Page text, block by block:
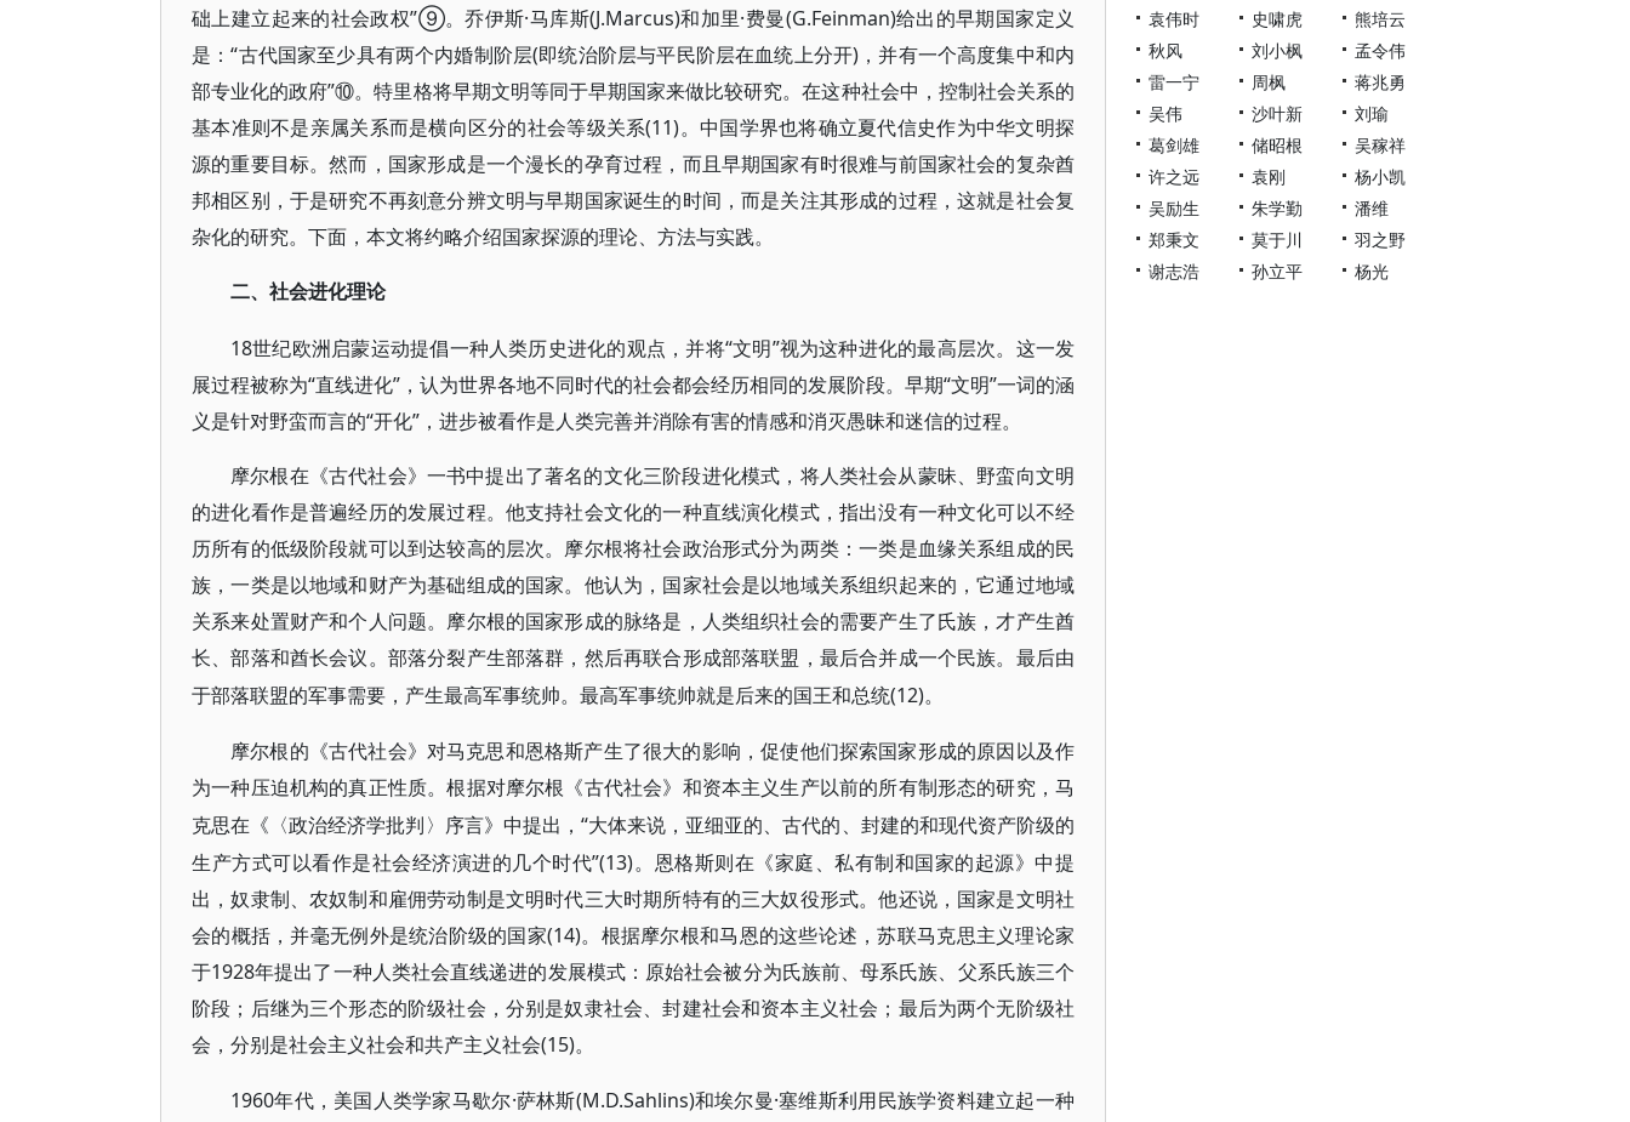
础上建立起来的社会政权”⑨。乔伊斯·马库斯(J.Marcus)和加里·费曼(G.Feinman)给出的早期国家定义
是：“古代国家至少具有两个内婚制阶层(即统治阶层与平民阶层在血统上分开)，并有一个高度集中和内
部专业化的政府”⑩。特里格将早期文明等同于早期国家来做比较研究。在这种社会中，控制社会关系的
基本准则不是亲属关系而是横向区分的社会等级关系(11)。中国学界也将确立夏代信史作为中华文明探
源的重要目标。然而，国家形成是一个漫长的孕育过程，而且早期国家有时很难与前国家社会的复杂酋
邦相区别，于是研究不再刻意分辨文明与早期国家诞生的时间，而是关注其形成的过程，这就是社会复
杂化的研究。下面，本文将约略介绍国家探源的理论、方法与实践。
二、社会进化理论
18世纪欧洲启蒙运动提倡一种人类历史进化的观点，并将“文明”视为这种进化的最高层次。这一发
展过程被称为“直线进化”，认为世界各地不同时代的社会都会经历相同的发展阶段。早期“文明”一词的涵
义是针对野蛮而言的“开化”，进步被看作是人类完善并消除有害的情感和消灭愚昧和迷信的过程。
摩尔根在《古代社会》一书中提出了著名的文化三阶段进化模式，将人类社会从蒙昧、野蛮向文明
的进化看作是普遍经历的发展过程。他支持社会文化的一种直线演化模式，指出没有一种文化可以不经
历所有的低级阶段就可以到达较高的层次。摩尔根将社会政治形式分为两类：一类是血缘关系组成的民
族，一类是以地域和财产为基础组成的国家。他认为，国家社会是以地域关系组织起来的，它通过地域
关系来处置财产和个人问题。摩尔根的国家形成的脉络是，人类组织社会的需要产生了氏族，才产生酋
长、部落和酋长会议。部落分裂产生部落群，然后再联合形成部落联盟，最后合并成一个民族。最后由
于部落联盟的军事需要，产生最高军事统帅。最高军事统帅就是后来的国王和总统(12)。
摩尔根的《古代社会》对马克思和恩格斯产生了很大的影响，促使他们探索国家形成的原因以及作
为一种压迫机构的真正性质。根据对摩尔根《古代社会》和资本主义生产以前的所有制形态的研究，马
克思在《〈政治经济学批判〉序言》中提出， “大体来说，亚细亚的、古代的、封建的和现代资产阶级的
生产方式可以看作是社会经济演进的几个时代”(13)。恩格斯则在《家庭、私有制和国家的起源》中提
出，奴隶制、农奴制和雇佣劳动制是文明时代三大时期所特有的三大奴役形式。他还说，国家是文明社
会的概括，并毫无例外是统治阶级的国家(14)。根据摩尔根和马恩的这些论述，苏联马克思主义理论家
于1928年提出了一种人类社会直线递进的发展模式：原始社会被分为氏族前、母系氏族、父系氏族三个
阶段；后继为三个形态的阶级社会，分别是奴隶社会、封建社会和资本主义社会；最后为两个无阶级社
会，分别是社会主义社会和共产主义社会(15)。
1960年代，美国人类学家马歇尔·萨林斯(M.D.Sahlins)和埃尔曼·塞维斯利用民族学资料建立起一种
袁伟时
史啸虎
熊培云
秋风
刘小枫
孟令伟
雷一宁
周枫
蒋兆勇
吴伟
沙叶新
刘瑜
葛剑雄
储昭根
吴稼祥
许之远
袁刚
杨小凯
吴励生
朱学勤
潘维
郑秉文
莫于川
羽之野
谢志浩
孙立平 杨光